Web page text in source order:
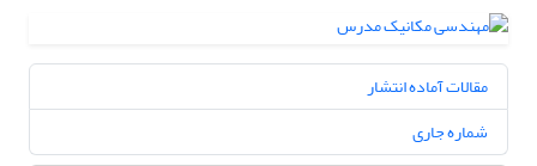
مقالات آماده انتشار
شماره جاری